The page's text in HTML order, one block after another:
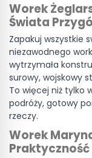
Worek
Świata
Zapakuj wszystkie
niezawodnego
wytrzymała
surowy, wojskowy
To więcej niż tylko
podróży, gotowy
rzeczy.
Worek
Praktyczność